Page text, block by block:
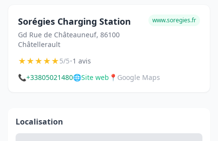
Sorégies Charging Station
Gd Rue de Châteauneuf, 86100
Châtellerault
www.soregies.fr
★★★★★5/5•1 avis
📞+33805021480🌐Site web 📍 Google Maps
Localisation